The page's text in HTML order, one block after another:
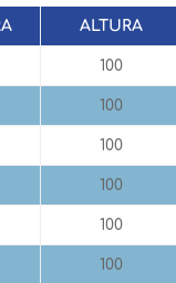
ALTURA
100
100
100
100
100
100